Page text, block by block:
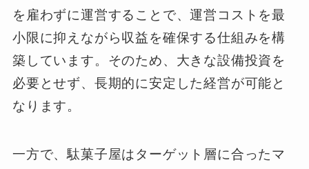
を雇わずに運営することで、運営コストを最
小限に抑えながら収益を確保する仕組みを構
築しています。そのため、大きな設備投資を
必要とせず、長期的に安定した経営が可能と
なります。
一方で、駄菓子屋はターゲット層に合ったマ